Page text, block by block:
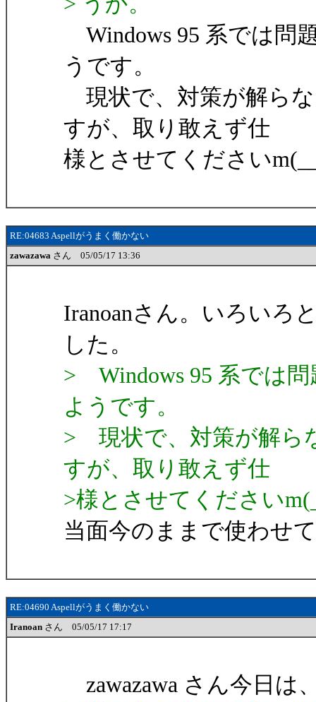
Windows 95 系では問
うです。
現状で、対策が解ら
すが、取り敢えず仕
様とさせてください
RE:04683 Aspellがうまく働かない
zawazawa さん 05/05/17 13:36
Iranoanさん。いろいろ
した。
> Windows 95 系では
ようです。
> 現状で、対策が解ら
すが、取り敢えず仕
>様とさせてください
当面今のままで使わせ
RE:04690 Aspellがうまく働かない
Iranoan さん 05/05/17 17:17
zawazawa さん今日は